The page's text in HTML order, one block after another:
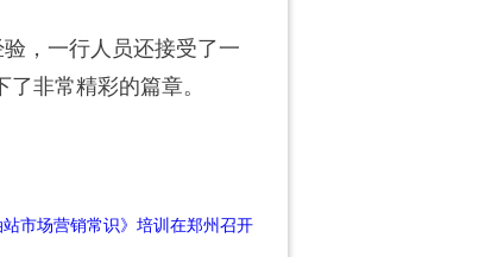
，一行人员还接受了一
非常精彩的篇章。
站市场营销常识》培训在郑州召开